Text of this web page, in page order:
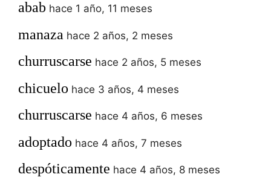
abab hace 1 año, 11 meses
manaza hace 2 años, 2 meses
churruscarse hace 2 años, 5 meses
chicuelo hace 3 años, 4 meses
churruscarse hace 4 años, 6 meses
adoptado hace 4 años, 7 meses
despóticamente hace 4 años, 8 meses